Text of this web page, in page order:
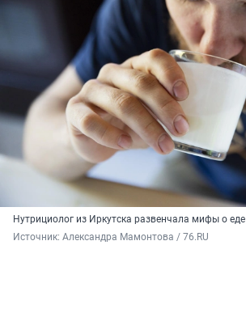
Нутрициолог из Иркутска развенчала мифы о еде
Источник: Александра Мамонтова / 76.RU